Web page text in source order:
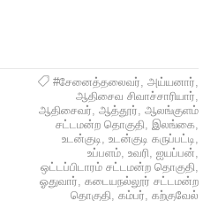
#சேனைத்தலைவர், அய்யனார்,
ஆதிசைவ சிவாச்சாரியார்,
ஆதிசைவர், ஆத்தூர், ஆலங்குளம்
சட்டமன்ற தொகுதி, இலங்கை,
உடன்குடி, உடன்குடி கருப்பட்டி,
உப்பளம், உவரி, ஐயப்பன்,
ஒட்டப்பிடாரம் சட்டமன்ற தொகுதி,
ஓதுவார், கடையநல்லூர் சட்டமன்ற
தொகுதி, கம்பர், கற்குவேல்